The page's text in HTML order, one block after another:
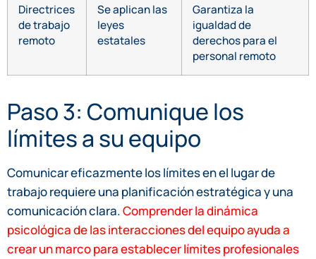
Directrices
de trabajo
remoto
Se aplican las
leyes
estatales
Garantiza la
igualdad de
derechos para el
personal remoto
Paso 3: Comunique los
límites a su equipo
Comunicar eficazmente los límites en el lugar de
trabajo requiere una planificación estratégica y una
comunicación clara.Comprender la dinámica
psicológica de las interacciones del equipo ayuda a
crear un marco para establecer límites profesionales